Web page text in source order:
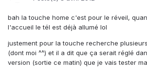
bah la touche home c'est pour le réveil,
l'accueil le tél est déjà allumé lol
justement pour la touche recherche
(dont moi ^^) et il a dit que ça serait réglé
version (sortie ce matin) que je vais tester